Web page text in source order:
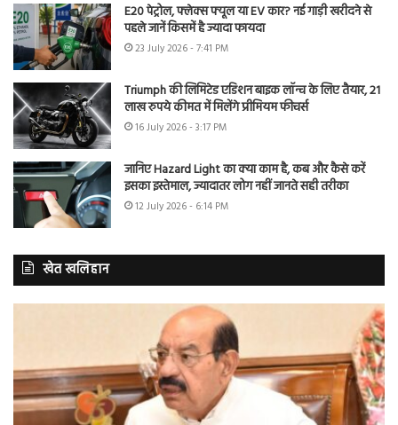
E20 पेट्रोल, फ्लेक्स फ्यूल या EV कार? नई गाड़ी खरीदने से
पहले जानें किसमें है ज्यादा फायदा
23 July 2026 - 7:41 PM
Triumph की लिमिटेड एडिशन बाइक लॉन्च के लिए तैयार, 21
लाख रुपये कीमत में मिलेंगे प्रीमियम फीचर्स
16 July 2026 - 3:17 PM
जानिए Hazard Light का क्या काम है, कब और कैसे करें
इसका इस्तेमाल, ज्यादातर लोग नहीं जानते सही तरीका
12 July 2026 - 6:14 PM
खेत खलिहान